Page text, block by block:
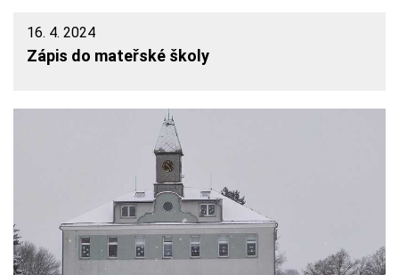
16. 4. 2024
Zápis do mateřské školy